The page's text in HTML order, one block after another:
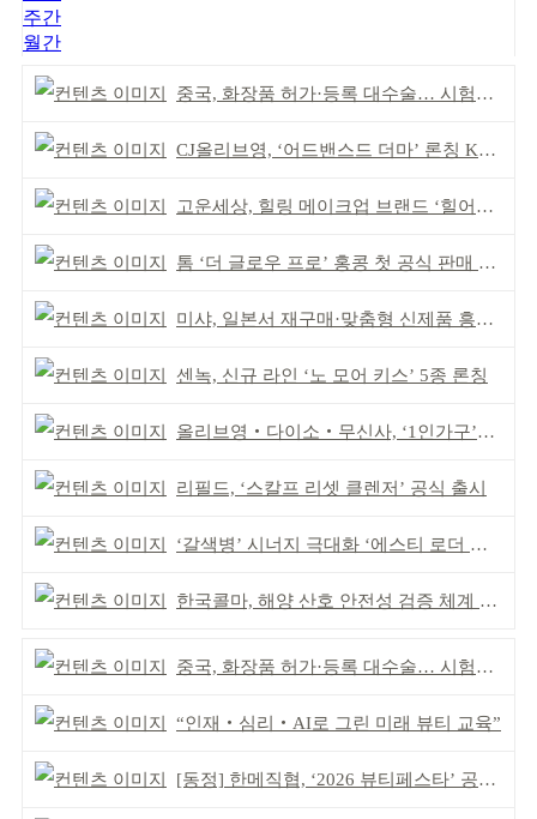
주간
월간
중국, 화장품 허가·등록 대수술… 시험자료 공용 허용
CJ올리브영, ‘어드밴스드 더마’ 론칭 K더마 육성 박차
고운세상, 힐링 메이크업 브랜드 ‘힐어스’ 론칭
톰 ‘더 글로우 프로’ 홍콩 첫 공식 판매 완판
미샤, 일본서 재구매·맞춤형 신제품 흥행 ‘쌍끌이’
센녹, 신규 라인 ‘노 모어 키스’ 5종 론칭
올리브영‧다이소‧무신사, ‘1인가구’가 이끈다
리필드, ‘스칼프 리셋 클렌저’ 공식 출시
‘갈색병’ 시너지 극대화 ‘에스티 로더 스킨부스터’ 출시
한국콜마, 해양 산호 안전성 검증 체계 구축
중국, 화장품 허가·등록 대수술… 시험자료 공용 허용
“인재‧심리‧AI로 그린 미래 뷰티 교육”
[동정] 한메직협, ‘2026 뷰티페스타’ 공동 주최